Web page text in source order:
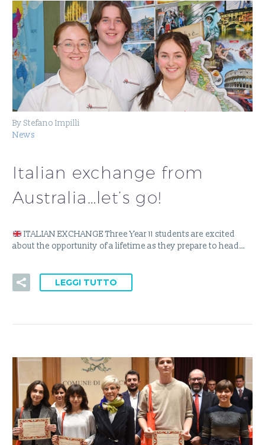
By Stefano Impilli
News
Italian exchange from
Australia…let’s go!
ITALIAN EXCHANGE Three Year 11 students are excited
about the opportunity of a lifetime as they prepare to head…
LEGGI TUTTO